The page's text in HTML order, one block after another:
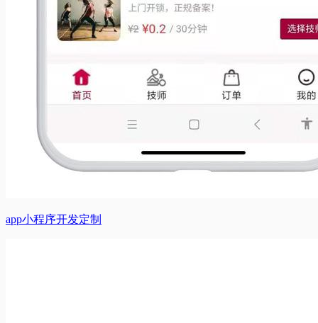
app小程序开发定制